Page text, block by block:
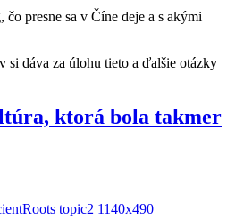
presne sa v Číne deje a s akými
si dáva za úlohu tieto a ďalšie otázky
ktorá bola takmer